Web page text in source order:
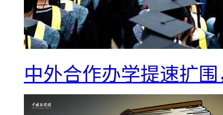
中外合作办学提速扩